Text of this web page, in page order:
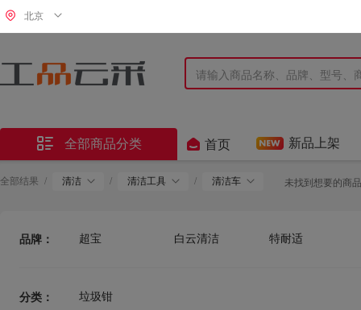
北京
 全部商品分类  首页 新品上架
全部结果 / 清洁 / 清洁工具 / 清洁车 未找到想要的商
品牌： 超宝 白云清洁 特耐适
分类： 垃圾钳